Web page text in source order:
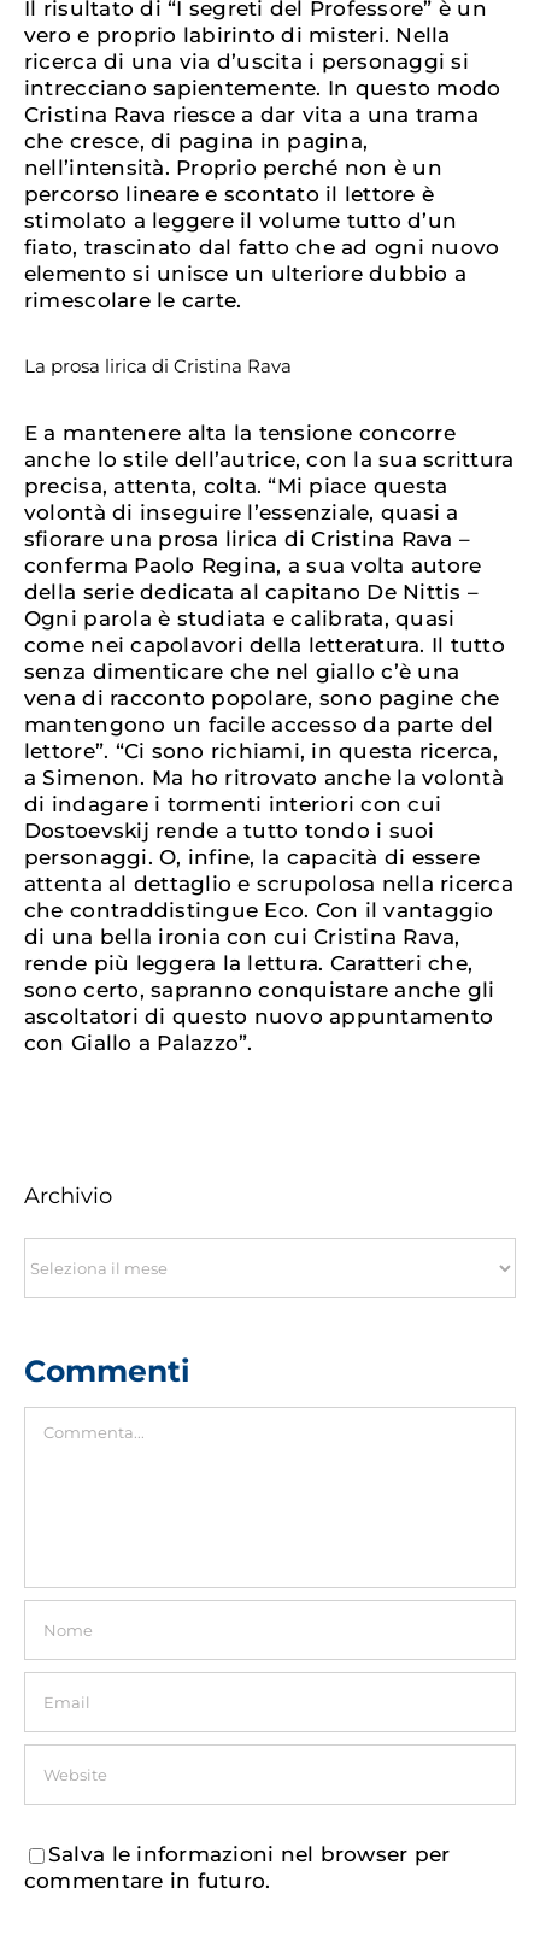
Il risultato di “I segreti del Professore” è un
vero e proprio labirinto di misteri. Nella
ricerca di una via d’uscita i personaggi si
intrecciano sapientemente. In questo modo
Cristina Rava riesce a dar vita a una trama
che cresce, di pagina in pagina,
nell’intensità. Proprio perché non è un
percorso lineare e scontato il lettore è
stimolato a leggere il volume tutto d’un
fiato, trascinato dal fatto che ad ogni nuovo
elemento si unisce un ulteriore dubbio a
rimescolare le carte.
La prosa lirica di Cristina Rava
E a mantenere alta la tensione concorre
anche lo stile dell’autrice, con la sua scrittura
precisa, attenta, colta. “Mi piace questa
volontà di inseguire l’essenziale, quasi a
sfiorare una prosa lirica di Cristina Rava –
conferma Paolo Regina, a sua volta autore
della serie dedicata al capitano De Nittis –
Ogni parola è studiata e calibrata, quasi
come nei capolavori della letteratura. Il tutto
senza dimenticare che nel giallo c’è una
vena di racconto popolare, sono pagine che
mantengono un facile accesso da parte del
lettore”. “Ci sono richiami, in questa ricerca,
a Simenon. Ma ho ritrovato anche la volontà
di indagare i tormenti interiori con cui
Dostoevskij rende a tutto tondo i suoi
personaggi. O, infine, la capacità di essere
attenta al dettaglio e scrupolosa nella ricerca
che contraddistingue Eco. Con il vantaggio
di una bella ironia con cui Cristina Rava,
rende più leggera la lettura. Caratteri che,
sono certo, sapranno conquistare anche gli
ascoltatori di questo nuovo appuntamento
con Giallo a Palazzo”.
Archivio
Commenti
Salva le informazioni nel browser per
commentare in futuro.